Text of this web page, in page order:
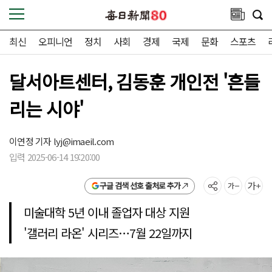
최신 오피니언 정치 사회 경제 국제 문화 스포츠
달서아트센터, 김동훈 개인전 '흔들
리는 시야'
이연정 기자lyj@imaeil.com
입력 2025-06-14 19:20:00
구글 검색 선호 출처로 추가
미술대학 5년 이내 졸업자 대상 지원
'갤러리 라온' 시리즈…7월 22일까지